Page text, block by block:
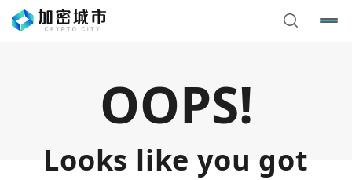
OOPS!
Looks like you got